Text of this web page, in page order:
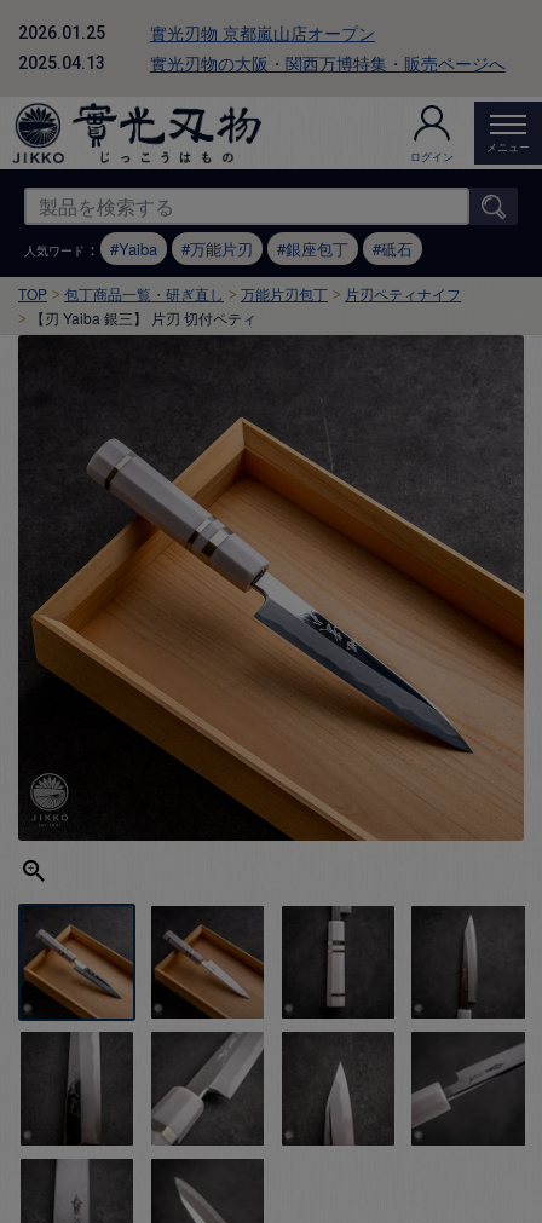
2026.01.25 實光刃物 京都嵐山店オープン
2025.04.13 實光刃物の大阪・関西万博特集・販売ページへ
ログイン
メニュー
人気ワード ： Yaiba 万能片刃 銀座包丁 砥石
TOP 包丁商品一覧・研ぎ直し 万能片刃包丁
片刃ペティナイフ
【刃 Yaiba 銀三】 片刃 切付ペティ